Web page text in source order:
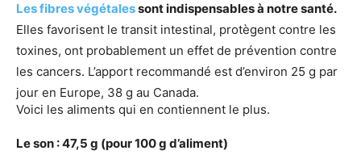
Les fibres végétalessont indispensables à notre santé.
Elles favorisent le transit intestinal, protègent contre les
toxines, ont probablement un effet de prévention contre
les cancers. L’apport recommandé est d’environ 25 g par
jour en Europe, 38 g au Canada.
Voici les aliments qui en contiennent le plus.
Le son : 47,5 g (pour 100 g d’aliment)